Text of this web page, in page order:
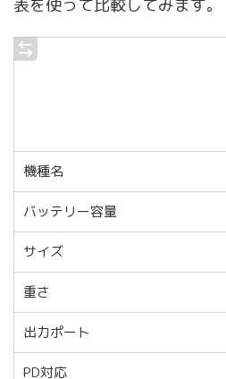
表を使って比較してみます。
機種名
バッテリー容量
サイズ
重さ
出力ポート
PD対応